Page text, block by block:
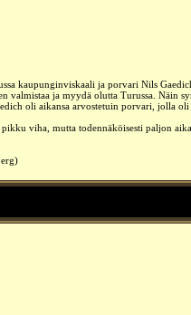
kaupunginviskaali ja porvari Nils
valmistaa ja myydä olutta Turussa. Näin
oli aikansa arvostetuin porvari, jolla oli
pikku viha, mutta todennäköisesti paljon